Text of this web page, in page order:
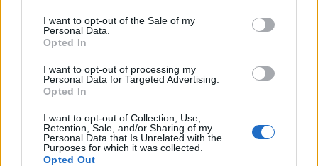
I want to opt-out of the Sale of my
Personal Data.
Opted In
I want to opt-out of processing my
Personal Data for Targeted Advertising.
Opted In
I want to opt-out of Collection, Use,
Retention, Sale, and/or Sharing of my
Personal Data that Is Unrelated with the
Purposes for which it was collected.
Opted Out